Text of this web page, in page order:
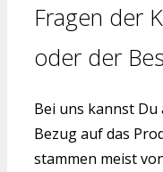
Fragen der
oder der
Bei uns kannst
Bezug auf das
stammen meist